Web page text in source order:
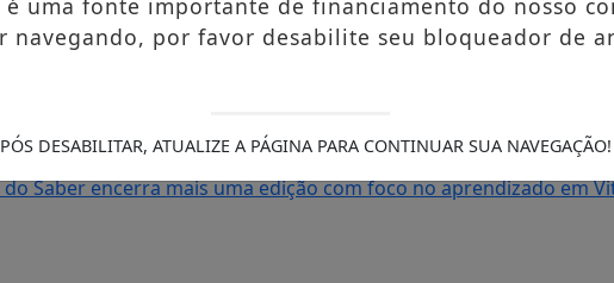
Grande com atuação voltada ao município
Receita Federal
Musa e Mister Verão 2026 segue definindo finalistas do
de Amapá
MP debate precariedade de energia elétrica com
Legislativa em convenção com grande mobilização Senador
Saber encerra mais uma edição com foco no aprendizado em
uma fonte importante de financiamento do nosso
navegando, por favor desabilite seu bloqueador de
DESABILITAR, ATUALIZE A PÁGINA PARA CONTINUAR SUA NAVEGAÇÃO!